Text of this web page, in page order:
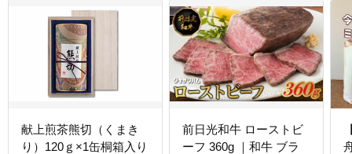
献上煎茶熊切（くまき
り）120ｇ×1缶桐箱入り
前日光和牛 ローストビ
ーフ 360g ｜和牛 ブラ